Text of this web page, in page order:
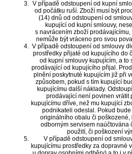
V případě odstoupení od kupní
od počátku ruší. Zboží musí být
(14) dnů od odstoupení od
kupující od kupní smlouvy,
s navrácením zboží
nemůže být vráceno pro svou
V případě odstoupení od smlouvy
prostředky přijaté od kupujícího do
od kupní smlouvy kupujícím, a to
prodávající od kupujícího přijal.
plnění poskytnuté kupujícím již při
způsobem, pokud s tím kupující
kupujícímu další náklady.
prodávající není povinen vrátit
kupujícímu dříve, než mu kupující
podnikateli odeslal. Pokud
originálního obalu či
odborným servisem naúčtována
použití, či poškození
V případě odstoupení od
kupujícímu prostředky za dopravné